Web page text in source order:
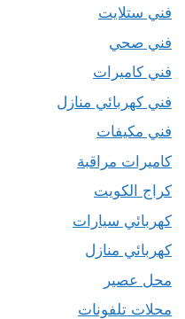
فني ستلايت
فني صحي
فني كاميرات
فني كهربائي منازل
فني مكيفات
كاميرات مراقبة
كراج الكويت
كهربائي سيارات
كهربائي منازل
محل عصير
محلات تلفونات